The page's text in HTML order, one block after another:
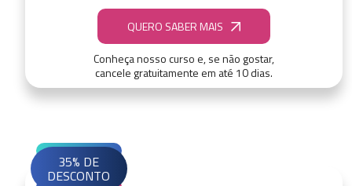
QUERO SABER MAIS
Conheça nosso curso e, se não gostar,
cancele gratuitamente em até 10 dias.
35% DE
DESCONTO